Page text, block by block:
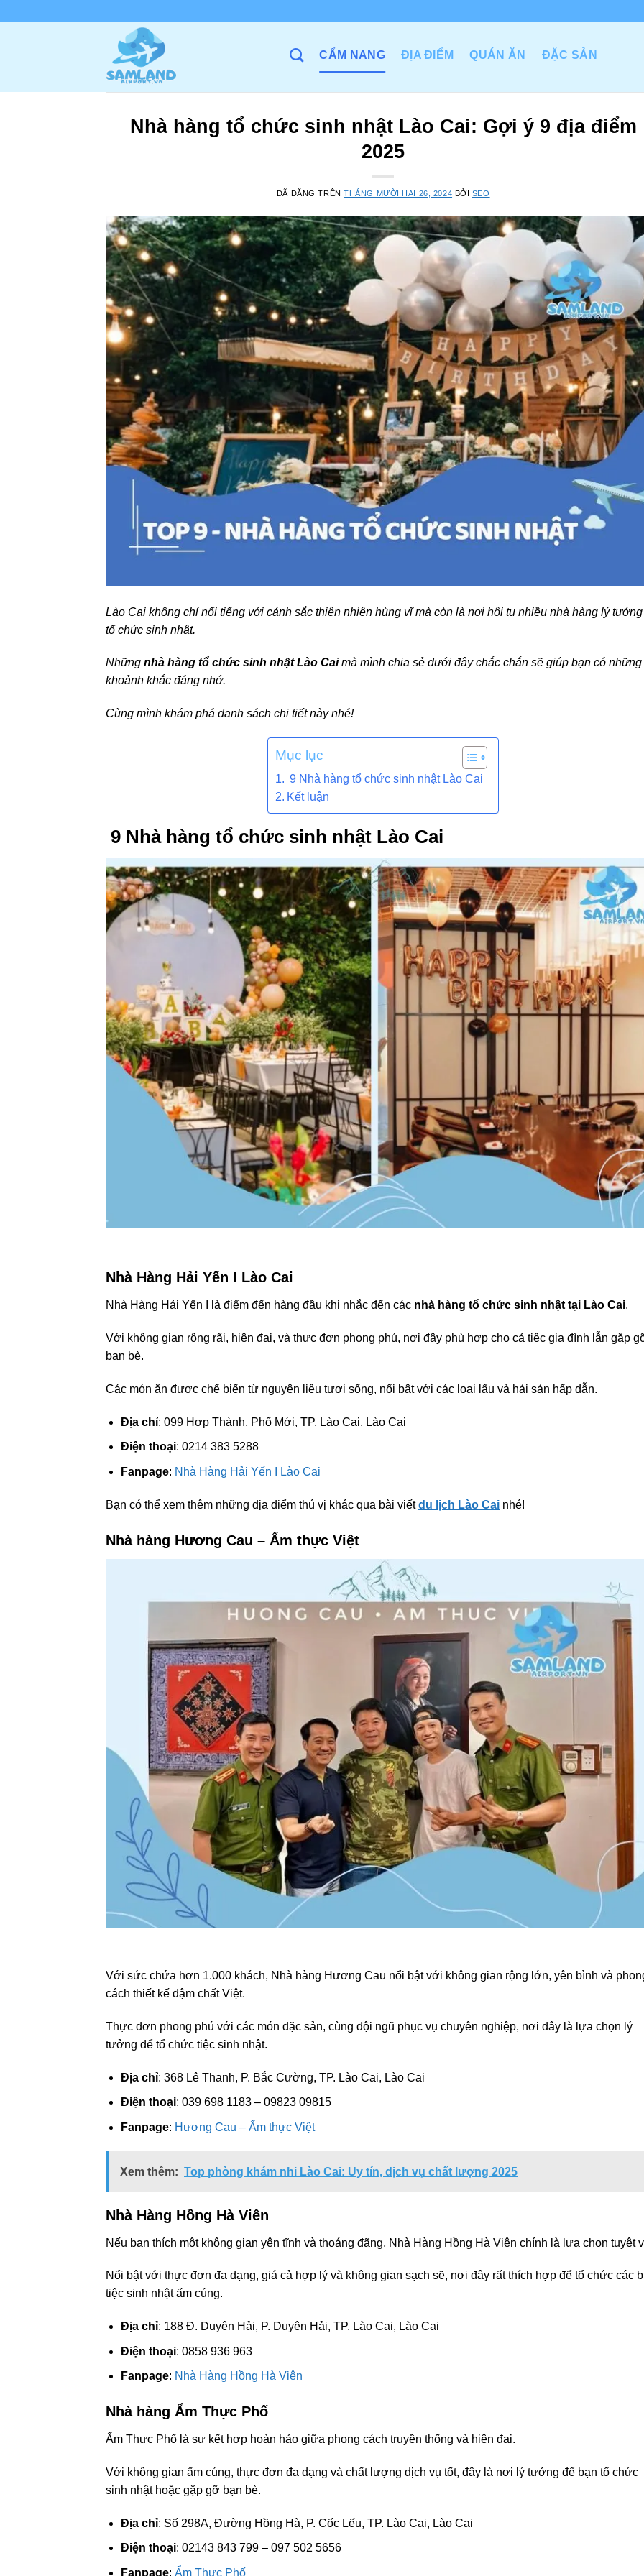
CẨM NANG ĐỊA ĐIỂM QUÁN ĂN ĐẶC SẢN
Nhà hàng tổ chức sinh nhật Lào Cai: Gợi ý 9 địa điểm
2025
ĐÃ ĐĂNG TRÊNTHÁNG MƯỜI HAI 26, 2024 BỞI SEO
Lào Cai không chỉ nổi tiếng với cảnh sắc thiên nhiên hùng vĩ mà còn là nơi hội tụ nhiều nhà hàng lý
tổ chức sinh nhật.
Những nhà hàng tổ chức sinh nhật Lào Caimà mình chia sẻ dưới đây chắc chắn sẽ giúp bạn có những
khoảnh khắc đáng nhớ.
Cùng mình khám phá danh sách chi tiết này nhé!
Mục lục
9 Nhà hàng tổ chức sinh nhật Lào Cai
Kết luận
9 Nhà hàng tổ chức sinh nhật Lào Cai
Nhà Hàng Hải Yến I Lào Cai
Nhà Hàng Hải Yến I là điểm đến hàng đầu khi nhắc đến các nhà hàng tổ chức sinh nhật tại Lào Cai.
Với không gian rộng rãi, hiện đại, và thực đơn phong phú, nơi đây phù hợp cho cả tiệc gia đình lẫn gặp
bạn bè.
Các món ăn được chế biến từ nguyên liệu tươi sống, nổi bật với các loại lẩu và hải sản hấp dẫn.
Địa chỉ: 099 Hợp Thành, Phố Mới, TP. Lào Cai, Lào Cai
Điện thoại: 0214 383 5288
Fanpage: Nhà Hàng Hải Yến I Lào Cai
Bạn có thể xem thêm những địa điểm thú vị khác qua bài viếtdu lịch Lào Cai nhé!
Nhà hàng Hương Cau – Ẩm thực Việt
Với sức chứa hơn 1.000 khách, Nhà hàng Hương Cau nổi bật với không gian rộng lớn, yên bình và
cách thiết kế đậm chất Việt.
Thực đơn phong phú với các món đặc sản, cùng đội ngũ phục vụ chuyên nghiệp, nơi đây là lựa chọn lý
tưởng để tổ chức tiệc sinh nhật.
Địa chỉ: 368 Lê Thanh, P. Bắc Cường, TP. Lào Cai, Lào Cai
Điện thoại: 039 698 1183 – 09823 09815
Fanpage: Hương Cau – Ẩm thực Việt
Xem thêm: Top phòng khám nhi Lào Cai: Uy tín, dịch vụ chất lượng 2025
Nhà Hàng Hồng Hà Viên
Nếu bạn thích một không gian yên tĩnh và thoáng đãng, Nhà Hàng Hồng Hà Viên chính là lựa chọn tuyệt
Nổi bật với thực đơn đa dạng, giá cả hợp lý và không gian sạch sẽ, nơi đây rất thích hợp để tổ chức các
tiệc sinh nhật ấm cúng.
Địa chỉ: 188 Đ. Duyên Hải, P. Duyên Hải, TP. Lào Cai, Lào Cai
Điện thoại: 0858 936 963
Fanpage: Nhà Hàng Hồng Hà Viên
Nhà hàng Ẩm Thực Phố
Ẩm Thực Phố là sự kết hợp hoàn hảo giữa phong cách truyền thống và hiện đại.
Với không gian ấm cúng, thực đơn đa dạng và chất lượng dịch vụ tốt, đây là nơi lý tưởng để bạn tổ chức
sinh nhật hoặc gặp gỡ bạn bè.
Địa chỉ: Số 298A, Đường Hồng Hà, P. Cốc Lếu, TP. Lào Cai, Lào Cai
Điện thoại: 02143 843 799 – 097 502 5656
Fanpage: Ẩm Thực Phố